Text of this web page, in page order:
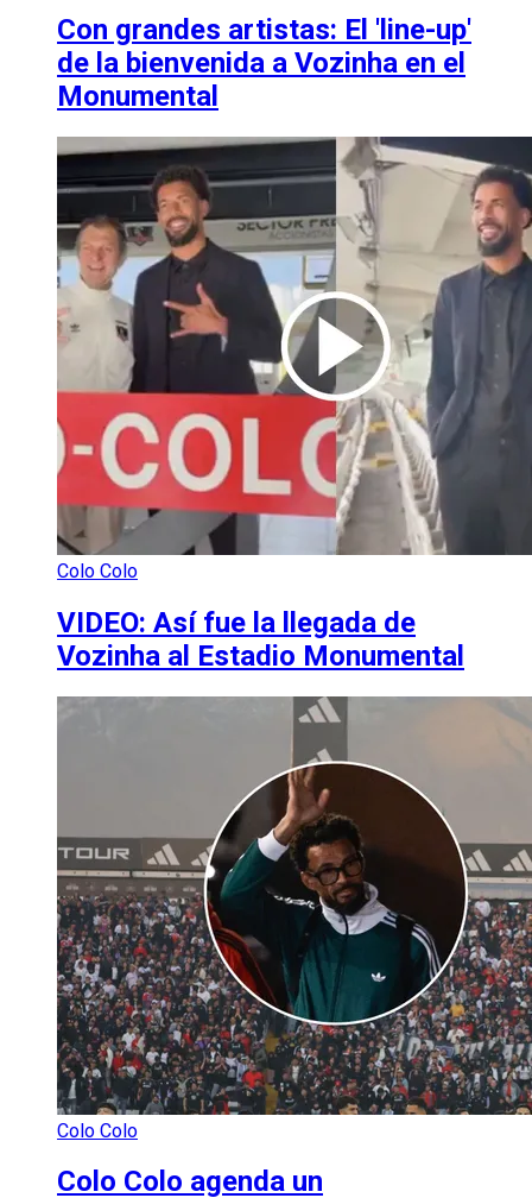
Con grandes artistas: El 'line-up'
de la bienvenida a Vozinha en el
Monumental
Colo Colo
VIDEO: Así fue la llegada de
Vozinha al Estadio Monumental
Colo Colo
Colo Colo agenda un